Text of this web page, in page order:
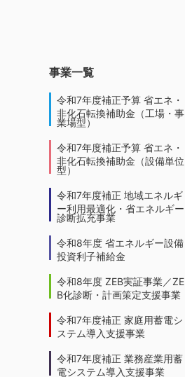
事業一覧
令和7年度補正予算 省エネ・
非化石転換補助金（工場・事
業場型）
令和7年度補正予算 省エネ・
非化石転換補助金（設備単位
型）
令和7年度補正 地域エネルギ
ー利用最適化・省エネルギー
診断拡充事業
令和8年度 省エネルギー設備
投資利子補給金
令和8年度 ZEB実証事業／ZE
B化診断・計画策定支援事業
令和7年度補正 家庭用蓄電シ
ステム導入支援事業
令和7年度補正 業務産業用蓄
電システム導入支援事業